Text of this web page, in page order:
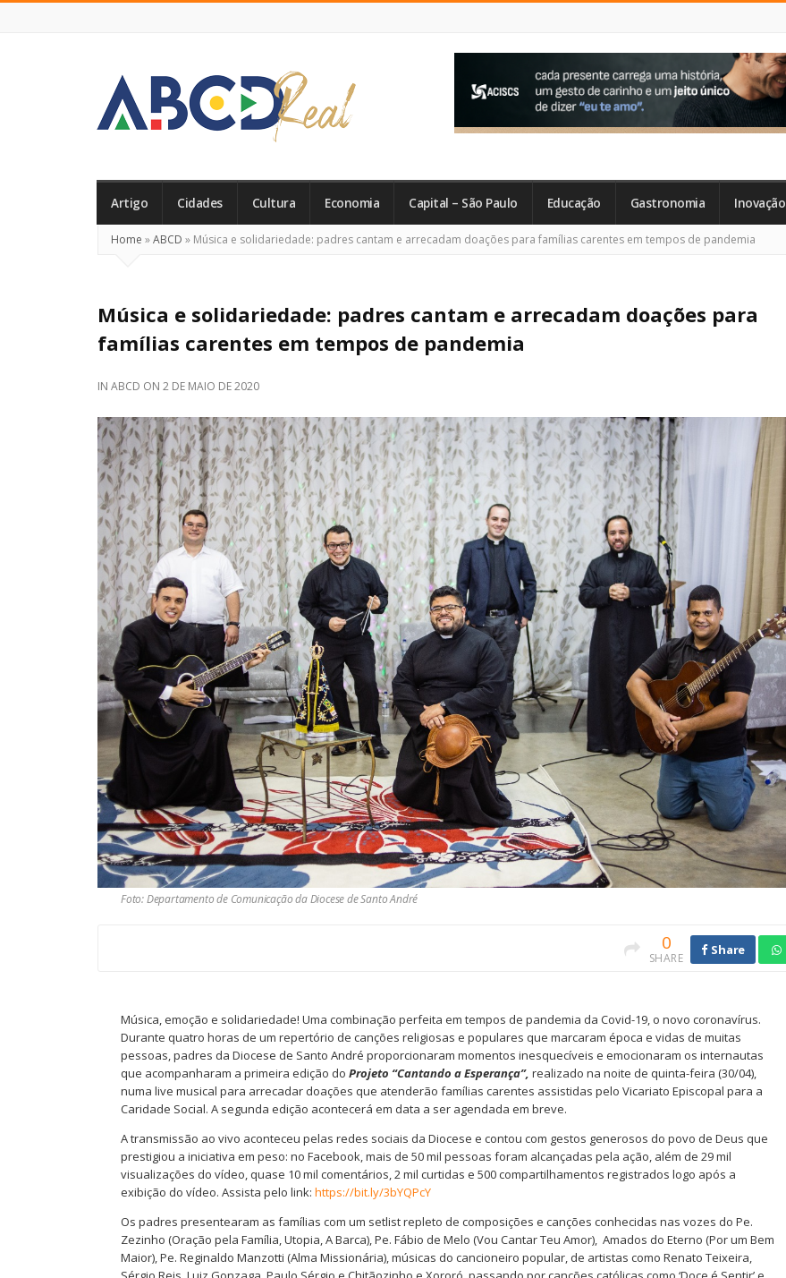
Real
Artigo Cidades Cultura Economia Capital – São Paulo Educação Gastronomia Inovação
Home »ABCD » Música e solidariedade: padres cantam e arrecadam doações para famílias carentes em tempos de pandemia
Música e solidariedade: padres cantam e arrecadam doações para
famílias carentes em tempos de pandemia
IN ABCD ON 2 DE MAIO DE 2020
Foto: Departamento de Comunicação da Diocese de Santo André
0
SHARE
Share
Música, emoção e solidariedade! Uma combinação perfeita em tempos de pandemia da Covid-19, o novo coronavírus.
Durante quatro horas de um repertório de canções religiosas e populares que marcaram época e vidas de muitas
pessoas, padres da Diocese de Santo André proporcionaram momentos inesquecíveis e emocionaram os internautas
que acompanharam a primeira edição do Projeto “Cantando a Esperança”, realizado na noite de quinta-feira (30/04),
numa live musical para arrecadar doações que atenderão famílias carentes assistidas pelo Vicariato Episcopal para a
Caridade Social. A segunda edição acontecerá em data a ser agendada em breve.
A transmissão ao vivo aconteceu pelas redes sociais da Diocese e contou com gestos generosos do povo de Deus que
prestigiou a iniciativa em peso: no Facebook, mais de 50 mil pessoas foram alcançadas pela ação, além de 29 mil
visualizações do vídeo, quase 10 mil comentários, 2 mil curtidas e 500 compartilhamentos registrados logo após a
exibição do vídeo. Assista pelo link: https://bit.ly/3bYQPcY
Os padres presentearam as famílias com um setlist repleto de composições e canções conhecidas nas vozes do Pe.
Zezinho (Oração pela Família, Utopia, A Barca), Pe. Fábio de Melo (Vou Cantar Teu Amor), Amados do Eterno (Por um Bem
Maior), Pe. Reginaldo Manzotti (Alma Missionária), músicas do cancioneiro popular, de artistas como Renato Teixeira,